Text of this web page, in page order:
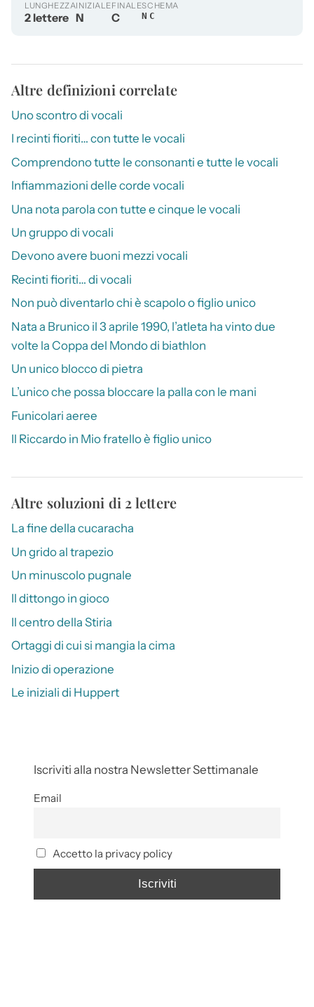
LUNGHEZZA
2 lettere
INIZIALE
N
FINALE
C
SCHEMA
NC
Altre definizioni correlate
Uno scontro di vocali
I recinti fioriti… con tutte le vocali
Comprendono tutte le consonanti e tutte le vocali
Infiammazioni delle corde vocali
Una nota parola con tutte e cinque le vocali
Un gruppo di vocali
Devono avere buoni mezzi vocali
Recinti fioriti… di vocali
Non può diventarlo chi è scapolo o figlio unico
Nata a Brunico il 3 aprile 1990, l’atleta ha vinto due
volte la Coppa del Mondo di biathlon
Un unico blocco di pietra
L’unico che possa bloccare la palla con le mani
Funicolari aeree
Il Riccardo in Mio fratello è figlio unico
Altre soluzioni di 2 lettere
La fine della cucaracha
Un grido al trapezio
Un minuscolo pugnale
Il dittongo in gioco
Il centro della Stiria
Ortaggi di cui si mangia la cima
Inizio di operazione
Le iniziali di Huppert
Iscriviti alla nostra Newsletter Settimanale
Email
Accetto la privacy policy